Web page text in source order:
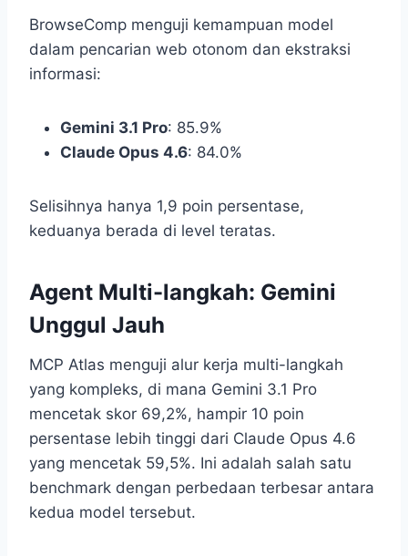
BrowseComp menguji kemampuan model
dalam pencarian web otonom dan ekstraksi
informasi:
Gemini 3.1 Pro: 85.9%
Claude Opus 4.6: 84.0%
Selisihnya hanya 1,9 poin persentase,
keduanya berada di level teratas.
Agent Multi-langkah: Gemini
Unggul Jauh
MCP Atlas menguji alur kerja multi-langkah
yang kompleks, di mana Gemini 3.1 Pro
mencetak skor 69,2%, hampir 10 poin
persentase lebih tinggi dari Claude Opus 4.6
yang mencetak 59,5%. Ini adalah salah satu
benchmark dengan perbedaan terbesar antara
kedua model tersebut.